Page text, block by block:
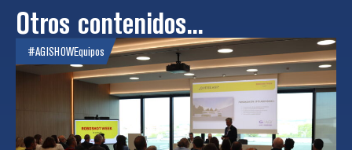
Otros contenidos...
#AGISHOWEquipos